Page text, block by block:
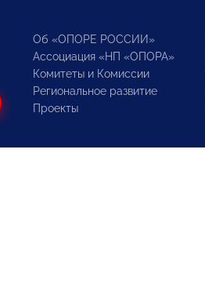
Об «ОПОРЕ РОССИИ»
Ассоциация «НП «ОПОРА»
Комитеты и Комиссии
Региональное развитие
Проекты